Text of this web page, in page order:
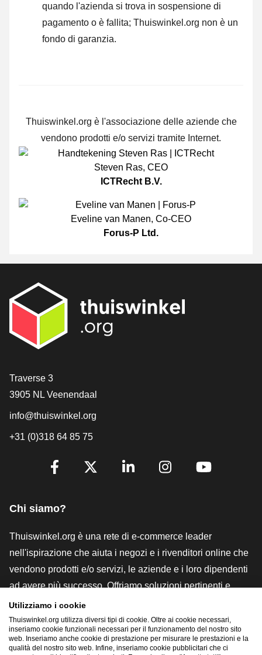
quando l'azienda si trova in sospensione di
pagamento o è fallita; Thuiswinkel.org non è un
fondo di garanzia.
Thuiswinkel.org è l'associazione delle aziende che
vendono prodotti e/o servizi tramite Internet.
Steven Ras, CEO
ICTRecht B.V.
Eveline van Manen, Co-CEO
Forus-P Ltd.
[_General:Contact]
Traverse 3
3905 NL Veenendaal
info@thuiswinkel.org
+31 (0)318 64 85 75
[_General:SocialMediaTitle]
Chi siamo?
Thuiswinkel.org è una rete di e-commerce leader
nell'ispirazione che aiuta i negozi e i rivenditori online che
vendono prodotti e/o servizi, le aziende e i loro dipendenti
ad avere più successo. Offriamo soluzioni pertinenti e
pratiche con vari marchi di fiducia, recensioni Thuiswinkel,
strumenti e consulenze legali, advocacy, ricerche di
mercato e disponiamo di una nostra piattaforma formativa,
la Thuiswinkel e-Academy.
Utilizziamo i cookie
Thuiswinkel.org utilizza diversi tipi di cookie. Oltre ai cookie necessari,
inseriamo cookie funzionali necessari per il funzionamento del nostro sito
web. Inseriamo anche cookie di prestazione per misurare le prestazioni e la
qualità del nostro sito web. Infine, inseriamo cookie pubblicitari che ci